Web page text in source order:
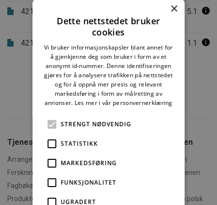
421.425
Beregningsmetode.
5.1
421.431 Lydisolering av gjennomføringer 1.1
Tjenester fra SINTEF
Arrangementer og kurs
Forskningsrapporter
Fagbøker og nettkurs
Produktdokumentasjon
Om Byggforskserien
Hva er Byggforskserien
Finn fram i Byggforskserien
Polski - informasjon på polsk
×
Dette nettstedet bruker
cookies
Vi bruker informasjonskapsler blant annet for
å gjenkjenne deg som bruker i form av et
anonymt id-nummer. Denne identifiseringen
gjøres for å analysere trafikken på nettstedet
og for å oppnå mer presis og relevant
markedsføring i form av målretting av
annonser. Les mer i vår personvernerklæring
STRENGT NØDVENDIG
STATISTIKK
MARKEDSFØRING
FUNKSJONALITET
UGRADERT